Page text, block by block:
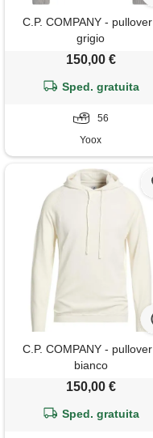
C.P. COMPANY -
grigio
150,00 €
Sped. gratuita
56
Yoox
C.P. COMPANY -
bianco
150,00 €
Sped. gratuita